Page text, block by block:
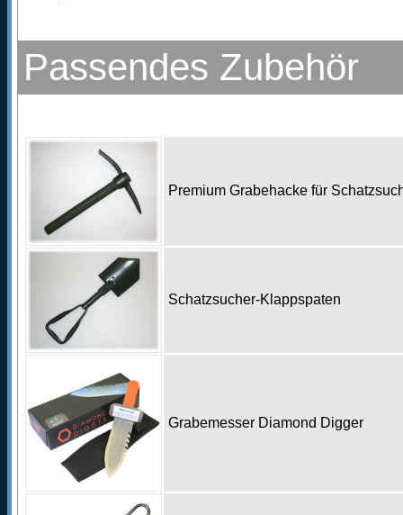
Passendes Zubehör
Premium Grabehacke für
Schatzsucher-Klappspaten
Grabemesser Diamond Digger